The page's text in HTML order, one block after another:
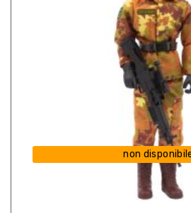
non